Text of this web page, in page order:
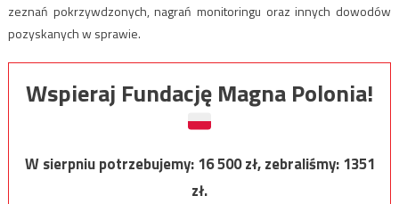
zeznań pokrzywdzonych, nagrań monitoringu oraz innych dowodów
pozyskanych w sprawie.
Wspieraj Fundację Magna Polonia!
W sierpniu potrzebujemy:16 500zł, zebraliśmy:1351
zł.